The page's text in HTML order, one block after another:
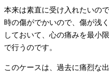
本来は素直に受け入れたいの
時の傷がでかいので、傷が浅
しておいて、心の痛みを最小
で行うのです。
このケースは、過去に痛烈な